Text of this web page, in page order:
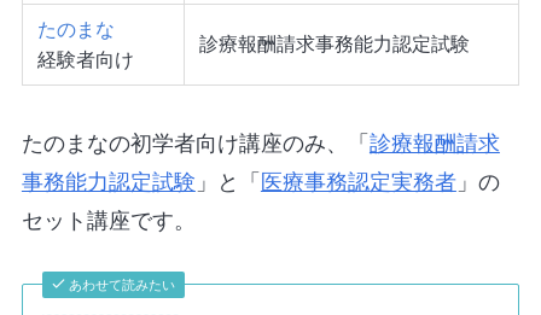
たのまな
経験者向け
診療報酬請求事務能力認定試験
たのまなの初学者向け講座のみ、「 診療報酬請求
事務能力認定試験 」と「 医療事務認定実務者」の
セット講座です。
あわせて読みたい